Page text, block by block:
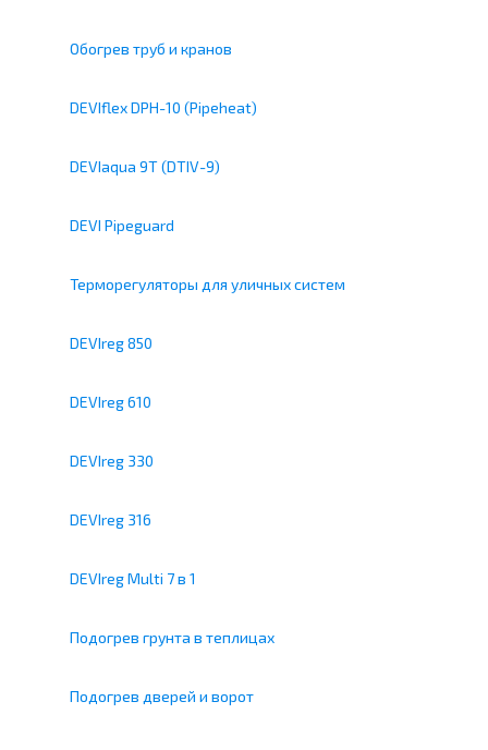
Обогрев труб и кранов
DEVIflex DPH-10 (Pipeheat)
DEVIaqua 9T (DTIV-9)
DEVI Pipeguard
Терморегуляторы для уличных систем
DEVIreg 850
DEVIreg 610
DEVIreg 330
DEVIreg 316
DEVIreg Multi 7 в 1
Подогрев грунта в теплицах
Подогрев дверей и ворот